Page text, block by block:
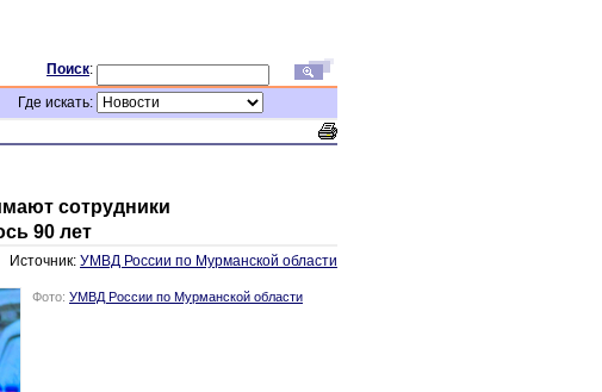
Поиск:
Где искать:
сотрудники
90 лет
Источник: УМВД России по Мурманской области
Фото: УМВД России по Мурманской области